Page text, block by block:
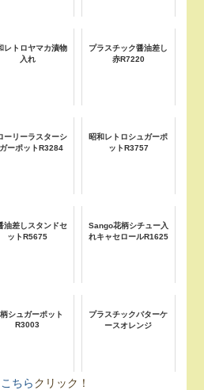
レトロヤマカ漬物
入れ
プラスチック醤油差し
赤R7220
ーリーラスターシ
ーポットR3284
昭和レトロシュガーポ
ットR3757
油差しスタンドセ
ットR5675
Sango花柄シチュー入
れキャセロールR1625
シュガーポット
R3003
プラスチックバターケ
ースオレンジ
こちらクリック！